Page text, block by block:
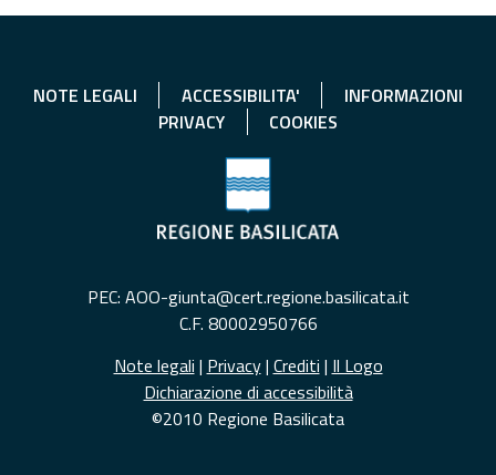
NOTE LEGALI ACCESSIBILITA'
INFORMAZIONI
PRIVACY
COOKIES
PEC: AOO-giunta@cert.regione.basilicata.it
C.F. 80002950766
Note legali | Privacy| Crediti | Il Logo
Dichiarazione di accessibilità
©2010 Regione Basilicata